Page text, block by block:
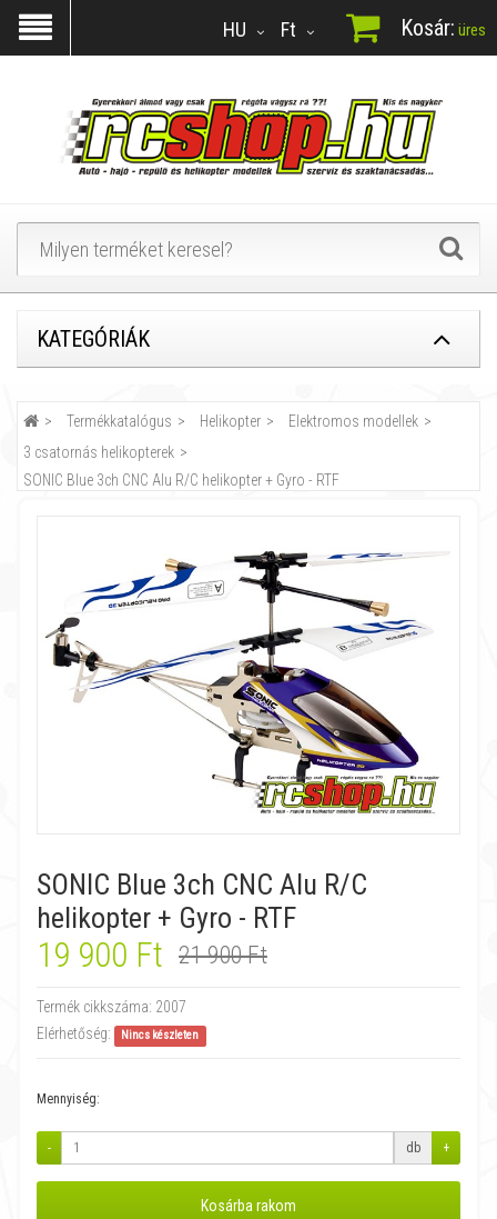
Ft
HU Kosár: üres
KATEGÓRIÁK
Termékkatalógus Helikopter
Elektromos modellek
3 csatornás helikopterek
SONIC Blue 3ch CNC Alu R/C helikopter + Gyro - RTF
SONIC Blue 3ch CNC Alu R/C
helikopter + Gyro - RTF
19 900 Ft 21 900 Ft
Termék cikkszáma: 2007
Elérhetőség:
Nincs készleten
Mennyiség:
- db +
Kosárba rakom